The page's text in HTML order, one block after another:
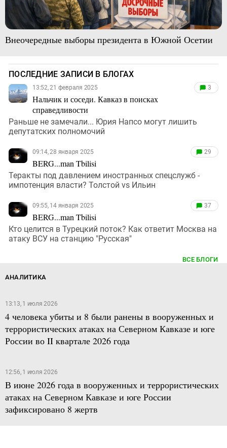
Внеочередные выборы президента в Южной Осетии
ПОСЛЕДНИЕ ЗАПИСИ В БЛОГАХ
13:52, 21 февраля 2025
Нальчик и соседи. Кавказ в поисках
справедливости
3
Раньше не замечали... Юрия Напсо могут лишить
депутатских полномочий
09:14, 28 января 2025
BERG...man Tbilisi
29
Теракты под давлением иностранных спецслужб -
импотенция власти? Толстой vs Ильин
09:55, 14 января 2025
BERG...man Tbilisi
37
Кто целится в Турецкий поток? Как ответит Москва на
атаку ВСУ на станцию "Русская"
ВСЕ БЛОГИ
АНАЛИТИКА
13:13, 1 июля 2026
4 человека убиты и 8 были ранены в вооруженных и
террористических атаках на Северном Кавказе и юге
России во II квартале 2026 года
12:56, 1 июля 2026
В июне 2026 года в вооруженных и террористических
атаках на Северном Кавказе и юге России
зафиксировано 8 жертв